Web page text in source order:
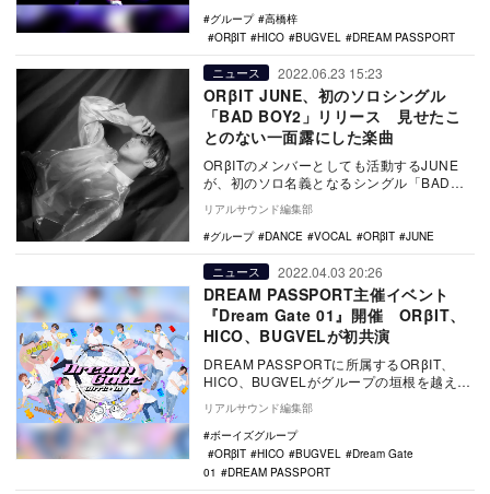
グループ
高橋梓
ORβIT
HICO BUGVEL DREAM PASSPORT
ニュース 2022.06.23 15:23
ORβIT JUNE、初のソロシングル
「BAD BOY2」リリース 見せたこ
とのない一面露にした楽曲
ORβITのメンバーとしても活動するJUNE
が、初のソロ名義となるシングル「BAD
BOY2」を本日6月23日に配信リリースし
た…
リアルサウンド編集部
グループ
DANCE VOCAL ORβIT JUNE
ニュース 2022.04.03 20:26
DREAM PASSPORT主催イベント
『Dream Gate 01』開催 ORβIT、
HICO、BUGVELが初共演
DREAM PASSPORTに所属するORβIT、
HICO、BUGVELがグループの垣根を越えて
競演するイベント『Dream G…
リアルサウンド編集部
ボーイズグループ
ORβIT
HICO BUGVEL
Dream Gate
01
DREAM PASSPORT